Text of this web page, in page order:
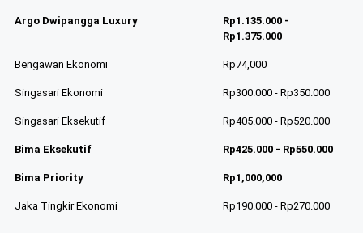
Argo Dwipangga Luxury
Rp1.135.000 -
Rp1.375.000
Bengawan Ekonomi Rp74,000
Singasari Ekonomi Rp300.000 - Rp350.000
Singasari Eksekutif Rp405.000 - Rp520.000
Bima Eksekutif Rp425.000 - Rp550.000
Bima Priority Rp1,000,000
Jaka Tingkir Ekonomi Rp190.000 - Rp270.000